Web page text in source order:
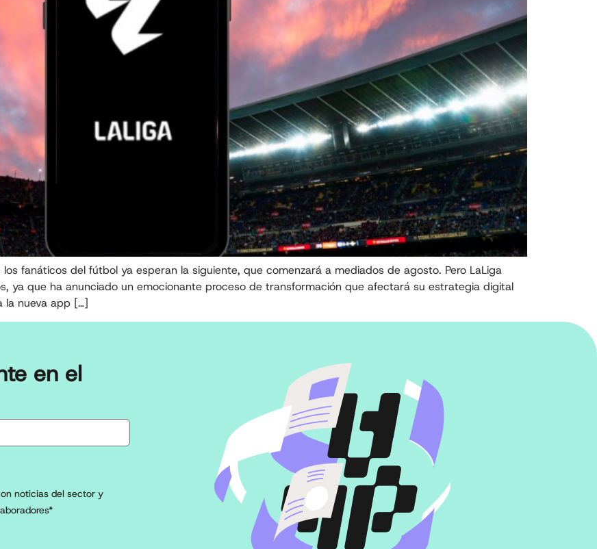
fanáticos del fútbol ya esperan la siguiente, que comenzará a mediados de agosto. Pero LaLiga
ya que ha anunciado un emocionante proceso de transformación que afectará su estrategia digital
la nueva app […]
en el
noticias del sector y